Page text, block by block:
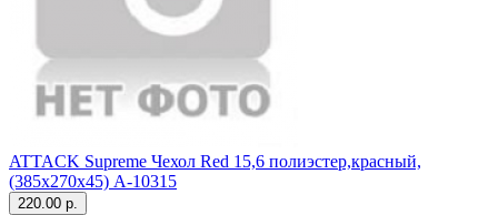
ATTACK Supreme Чехол Red 15,6 полиэстер,красный,
(385x270x45) A-10315
220.00 р.